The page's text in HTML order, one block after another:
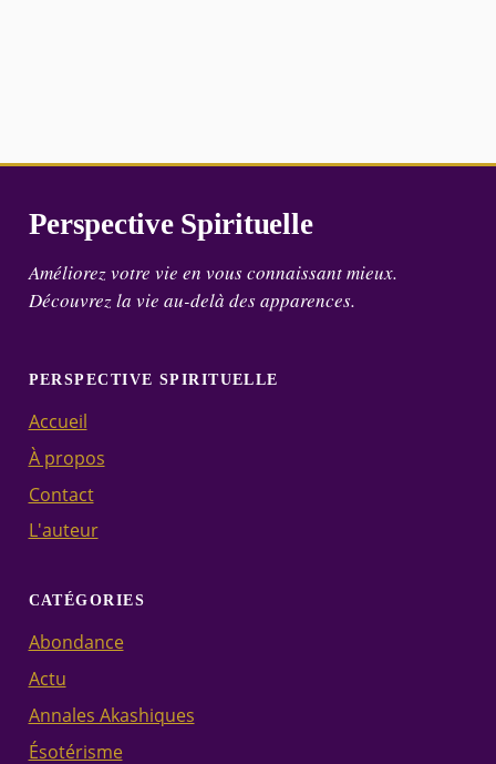
Perspective Spirituelle
Améliorez votre vie en vous connaissant mieux.
Découvrez la vie au-delà des apparences.
PERSPECTIVE SPIRITUELLE
Accueil
À propos
Contact
L'auteur
CATÉGORIES
Abondance
Actu
Annales Akashiques
Ésotérisme